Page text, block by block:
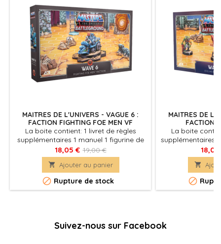
MAITRES DE L'UNIVERS - VAGUE 6 :
FACTION FIGHTING FOE MEN VF
La boite contient: 1 livret de règles
supplémentaires 1 manuel 1 figurine de
personnage 11 cartes 1 Jeton
renforcement
18,05 € 19,00 €
 Ajouter au panier
 Rupture de stock
MAITRES DE
FACTION
La boite
supplémentaires
personnages 17
18,05


Suivez-nous sur Facebook